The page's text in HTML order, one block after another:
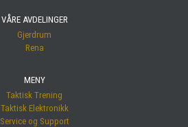
VÅRE AVDELINGER
Gjerdrum
Rena
MENY
Taktisk Trening
Taktisk Elektronikk
Service og Support